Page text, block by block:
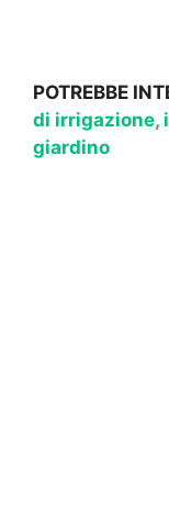
POTREBBE
di irrigazione,
giardino